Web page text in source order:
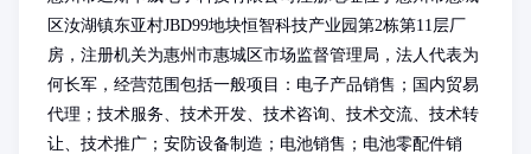
区汝湖镇东亚村JBD99地块恒智科技产业园第2栋第11层厂
房，注册机关为惠州市惠城区市场监督管理局，法人代表为
何长军，经营范围包括一般项目：电子产品销售；国内贸易
代理；技术服务、技术开发、技术咨询、技术交流、技术转
让、技术推广；安防设备制造；电池销售；电池零配件销